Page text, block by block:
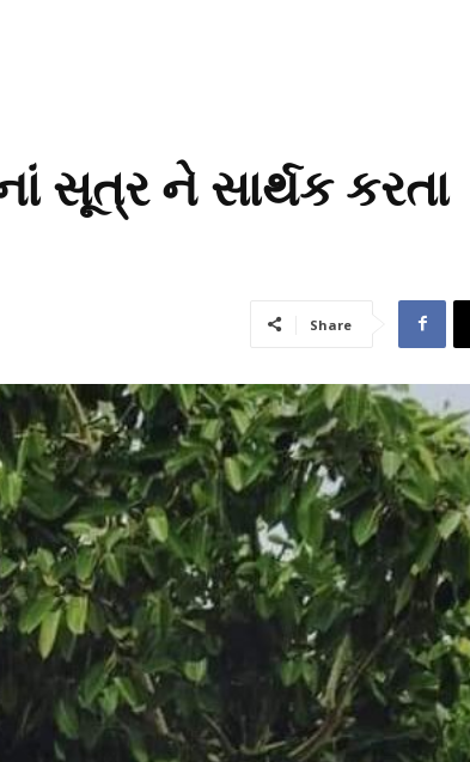
સૂત્ર ને સાર્થક કરતા
Share